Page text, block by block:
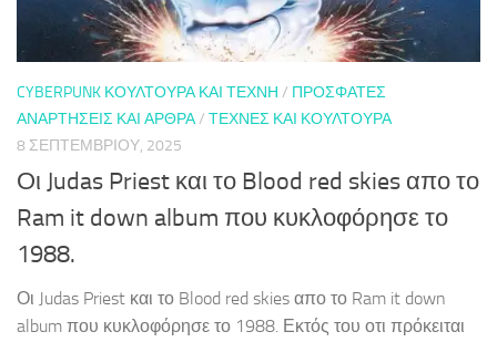
CYBERPUNK ΚΟΥΛΤΟΎΡΑ ΚΑΙ ΤΈΧΝΗ / ΠΡΌΣΦΑΤΕΣ
ΑΝΑΡΤΉΣΕΙΣ ΚΑΙ ΆΡΘΡΑ/ ΤΈΧΝΕΣ ΚΑΙ ΚΟΥΛΤΟΎΡΑ
8 ΣΕΠΤΕΜΒΡΊΟΥ, 2025
Οι Judas Priest και το Blood red skies απο το
Ram it down album που κυκλοφόρησε το
1988.
Οι Judas Priest και το Blood red skies απο το Ram it down
album που κυκλοφόρησε το 1988. Εκτός του οτι πρόκειται